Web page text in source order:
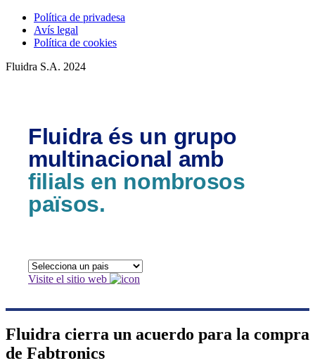
Política de privadesa
Avís legal
Política de cookies
Fluidra S.A. 2024
Fluidra és un grupo
multinacional amb
filials en nombrosos
països.
Visite el sitio web
Fluidra cierra un acuerdo para la compra
de Fabtronics